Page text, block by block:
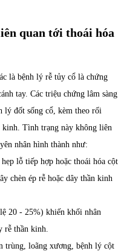
quan tới thoái hóa
là bệnh lý rễ tủy cổ là chứng
tay. Các triệu chứng lâm sàng
lý đốt sống cổ, kèm theo rối
kinh. Tình trạng này không liên
nhân hình thành như:
lỗ tiếp hợp hoặc thoái hóa cột
chèn ép rễ hoặc dây thần kinh
20 - 25%) khiến khối nhân
rễ thần kinh.
trùng, loãng xương, bệnh lý cột